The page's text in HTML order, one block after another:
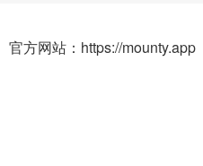
官方网站：https://mounty.app